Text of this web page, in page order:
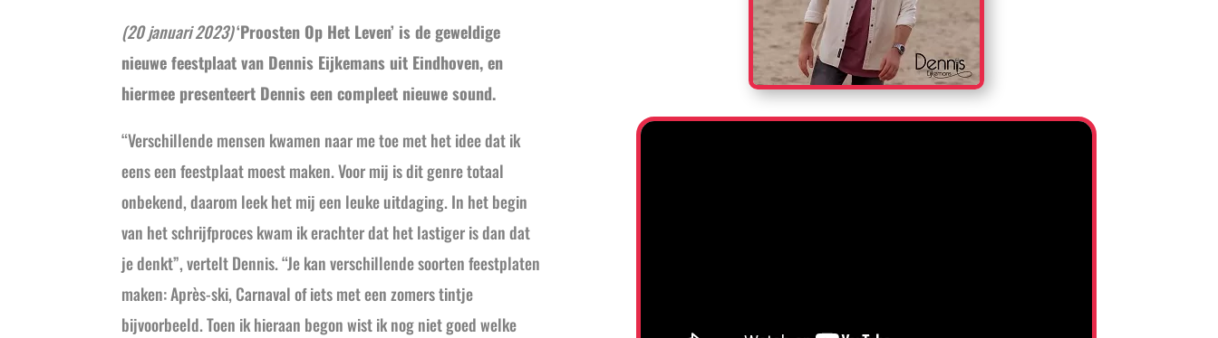
(20 januari 2023)‘Proosten Op Het Leven’ is de geweldige
nieuwe feestplaat van Dennis Eijkemans uit Eindhoven, en
hiermee presenteert Dennis een compleet nieuwe sound.
“Verschillende mensen kwamen naar me toe met het idee dat ik
eens een feestplaat moest maken. Voor mij is dit genre totaal
onbekend, daarom leek het mij een leuke uitdaging. In het begin
van het schrijfproces kwam ik erachter dat het lastiger is dan dat
je denkt”, vertelt Dennis. “Je kan verschillende soorten feestplaten
maken: Après-ski, Carnaval of iets met een zomers tintje
bijvoorbeeld. Toen ik hieraan begon wist ik nog niet goed welke